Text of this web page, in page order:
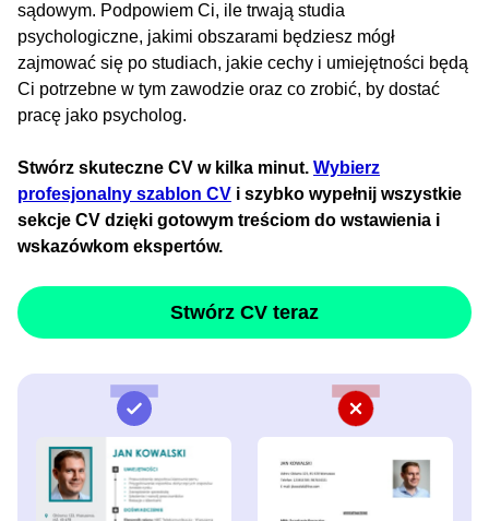
sądowym. Podpowiem Ci, ile trwają studia
psychologiczne, jakimi obszarami będziesz mógł
zajmować się po studiach, jakie cechy i umiejętności będą
Ci potrzebne w tym zawodzie oraz co zrobić, by dostać
pracę jako psycholog.
Stwórz skuteczne CV w kilka minut. Wybierz
profesjonalny szablon CV i szybko wypełnij wszystkie
sekcje CV dzięki gotowym treściom do wstawienia i
wskazówkom ekspertów.
Stwórz CV teraz